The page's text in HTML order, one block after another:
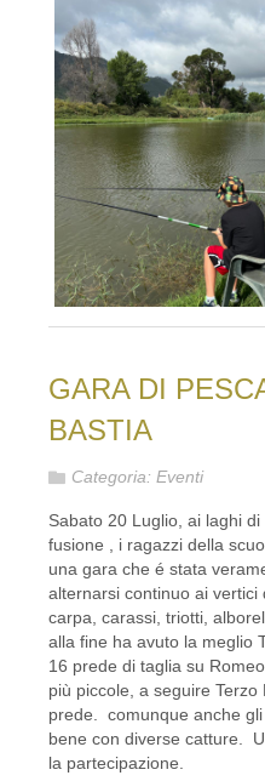
GARA DI
BASTIA
Categoria: Eventi
Sabato 20 Luglio, ai laghi
fusione , i ragazzi della
una gara che é stata
alternarsi continuo ai vertici
carpa, carassi, triotti,
alla fine ha avuto la meglio
16 prede di taglia su
più piccole, a seguire
prede. comunque anche
bene con diverse catture.
la partecipazione.